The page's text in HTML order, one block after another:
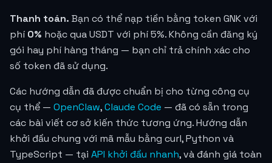
Thanh toán. Bạn có thể nạp tiền bằng token GNK với
phí 0% hoặc qua USDT với phí 5%. Không cần đăng ký
gói hay phí hàng tháng — bạn chỉ trả chính xác cho
số token đã sử dụng.
Các hướng dẫn đã được chuẩn bị cho từng công cụ
cụ thể — OpenClaw,Claude Code — đã có sẵn trong
các bài viết cơ sở kiến thức tương ứng. Hướng dẫn
khởi đầu chung với mã mẫu bằng curl, Python và
TypeScript — tại API khởi đầu nhanh, và đánh giá toàn